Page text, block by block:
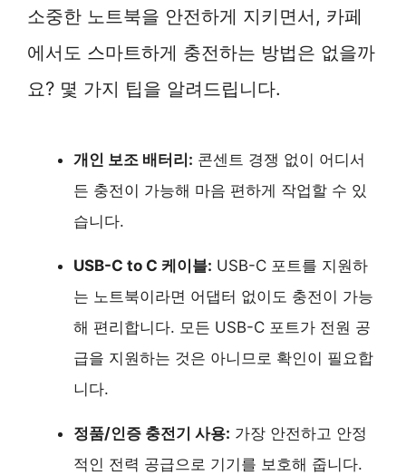
소중한 노트북을 안전하게 지키면서, 카페
에서도 스마트하게 충전하는 방법은 없을까
요? 몇 가지 팁을 알려드립니다.
개인 보조 배터리: 콘센트 경쟁 없이 어디서
든 충전이 가능해 마음 편하게 작업할 수 있
습니다.
USB-C to C 케이블: USB-C 포트를 지원하
는 노트북이라면 어댑터 없이도 충전이 가능
해 편리합니다. 모든 USB-C 포트가 전원 공
급을 지원하는 것은 아니므로 확인이 필요합
니다.
정품/인증 충전기 사용: 가장 안전하고 안정
적인 전력 공급으로 기기를 보호해 줍니다.